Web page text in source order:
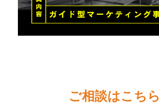
ご相談はこちら